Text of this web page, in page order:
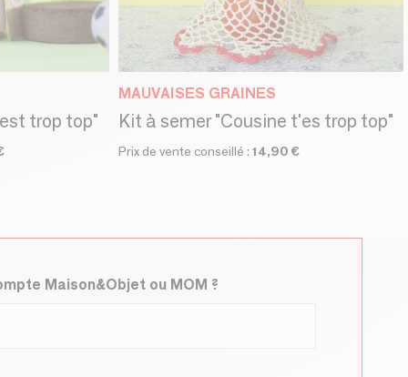
trop top"
MAUVAISES GRAINES
Kit à semer "Cousine t'es trop top"
Prix de vente conseillé : 14,90 €
Maison&Objet ou MOM ?